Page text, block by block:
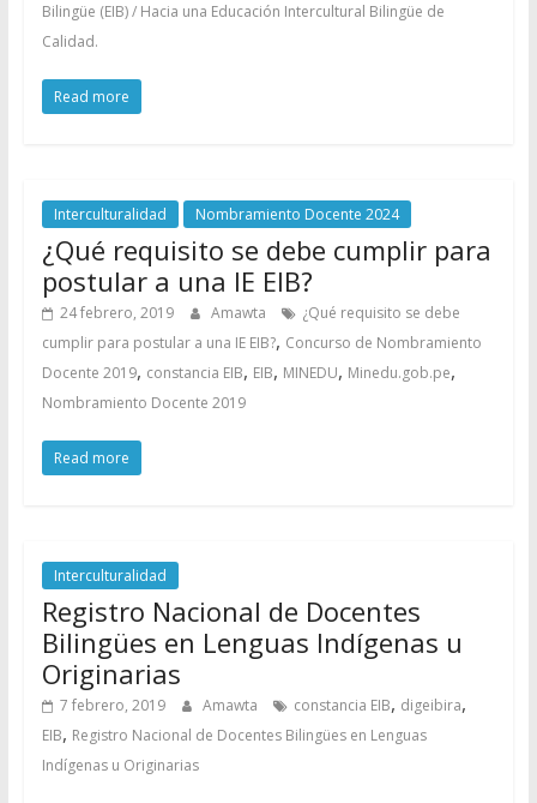
Bilingüe (EIB) / Hacia una Educación Intercultural Bilingüe de
Calidad.
Read more
Interculturalidad Nombramiento Docente 2024
¿Qué requisito se debe cumplir para
postular a una IE EIB?
24 febrero, 2019 Amawta
¿Qué requisito se debe
cumplir para postular a una IE EIB?, Concurso de Nombramiento
Docente 2019, constancia EIB, EIB, MINEDU, Minedu.gob.pe,
Nombramiento Docente 2019
Read more
Interculturalidad
Registro Nacional de Docentes
Bilingües en Lenguas Indígenas u
Originarias
7 febrero, 2019 Amawta constancia EIB, digeibira,
EIB, Registro Nacional de Docentes Bilingües en Lenguas
Indígenas u Originarias